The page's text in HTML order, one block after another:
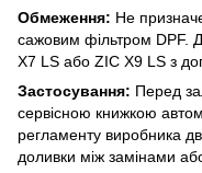
Обмеження: Не
сажовим фільтром DPF.
X7 LS або ZIC X9 LS з
Застосування: Перед
сервісною книжкою
регламенту виробника
доливки між замінами